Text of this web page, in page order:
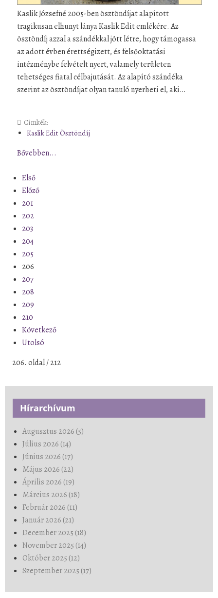
Kaslik Józsefné 2005-ben ösztöndíjat alapított
tragikusan elhunyt lánya Kaslik Edit emlékére. Az
ösztöndíj azzal a szándékkal jött létre, hogy támogassa
az adott évben érettségizett, és felsőoktatási
intézménybe felvételt nyert, valamely területen
tehetséges fiatal célbajutását. Az alapító szándéka
szerint az ösztöndíjat olyan tanuló nyerheti el, aki…
Címkék:
Kaslik Edit Ösztöndíj
Bővebben...
Első
Előző
201
202
203
204
205
206
207
208
209
210
Következő
Utolsó
206. oldal / 212
Hírarchívum
Augusztus 2026 (5)
Július 2026 (14)
Június 2026 (17)
Május 2026 (22)
Április 2026 (19)
Március 2026 (18)
Február 2026 (11)
Január 2026 (21)
December 2025 (18)
November 2025 (14)
Október 2025 (12)
Szeptember 2025 (17)